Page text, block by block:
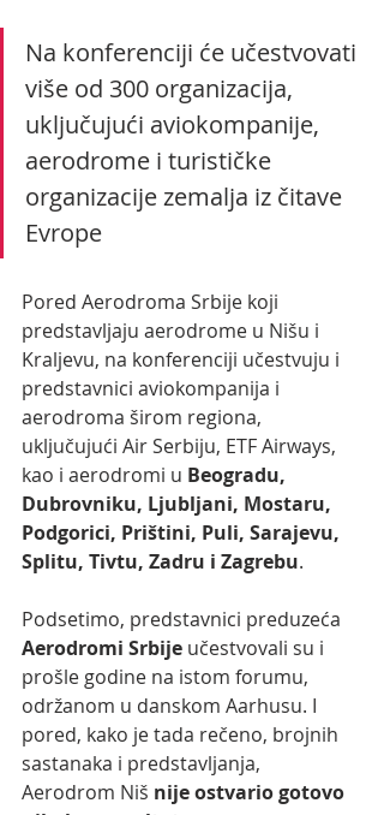
Na konferenciji će učestvovati
više od 300 organizacija,
uključujući aviokompanije,
aerodrome i turističke
organizacije zemalja iz čitave
Evrope
Pored Aerodroma Srbije koji
predstavljaju aerodrome u Nišu i
Kraljevu, na konferenciji učestvuju i
predstavnici aviokompanija i
aerodroma širom regiona,
uključujući Air Serbiju, ETF Airways,
kao i aerodromi u Beogradu,
Dubrovniku, Ljubljani, Mostaru,
Podgorici, Prištini, Puli, Sarajevu,
Splitu, Tivtu, Zadru i Zagrebu.
Podsetimo, predstavnici preduzeća
Aerodromi Srbije učestvovali su i
prošle godine na istom forumu,
održanom u danskom Aarhusu. I
pored, kako je tada rečeno, brojnih
sastanaka i predstavljanja,
Aerodrom Niš nije ostvario gotovo